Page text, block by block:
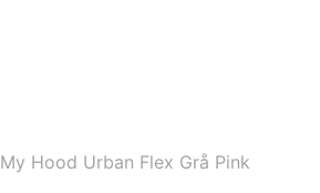
My Hood Urban Flex Grå Pink